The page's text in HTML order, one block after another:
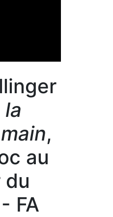
la
,
au
du
FA